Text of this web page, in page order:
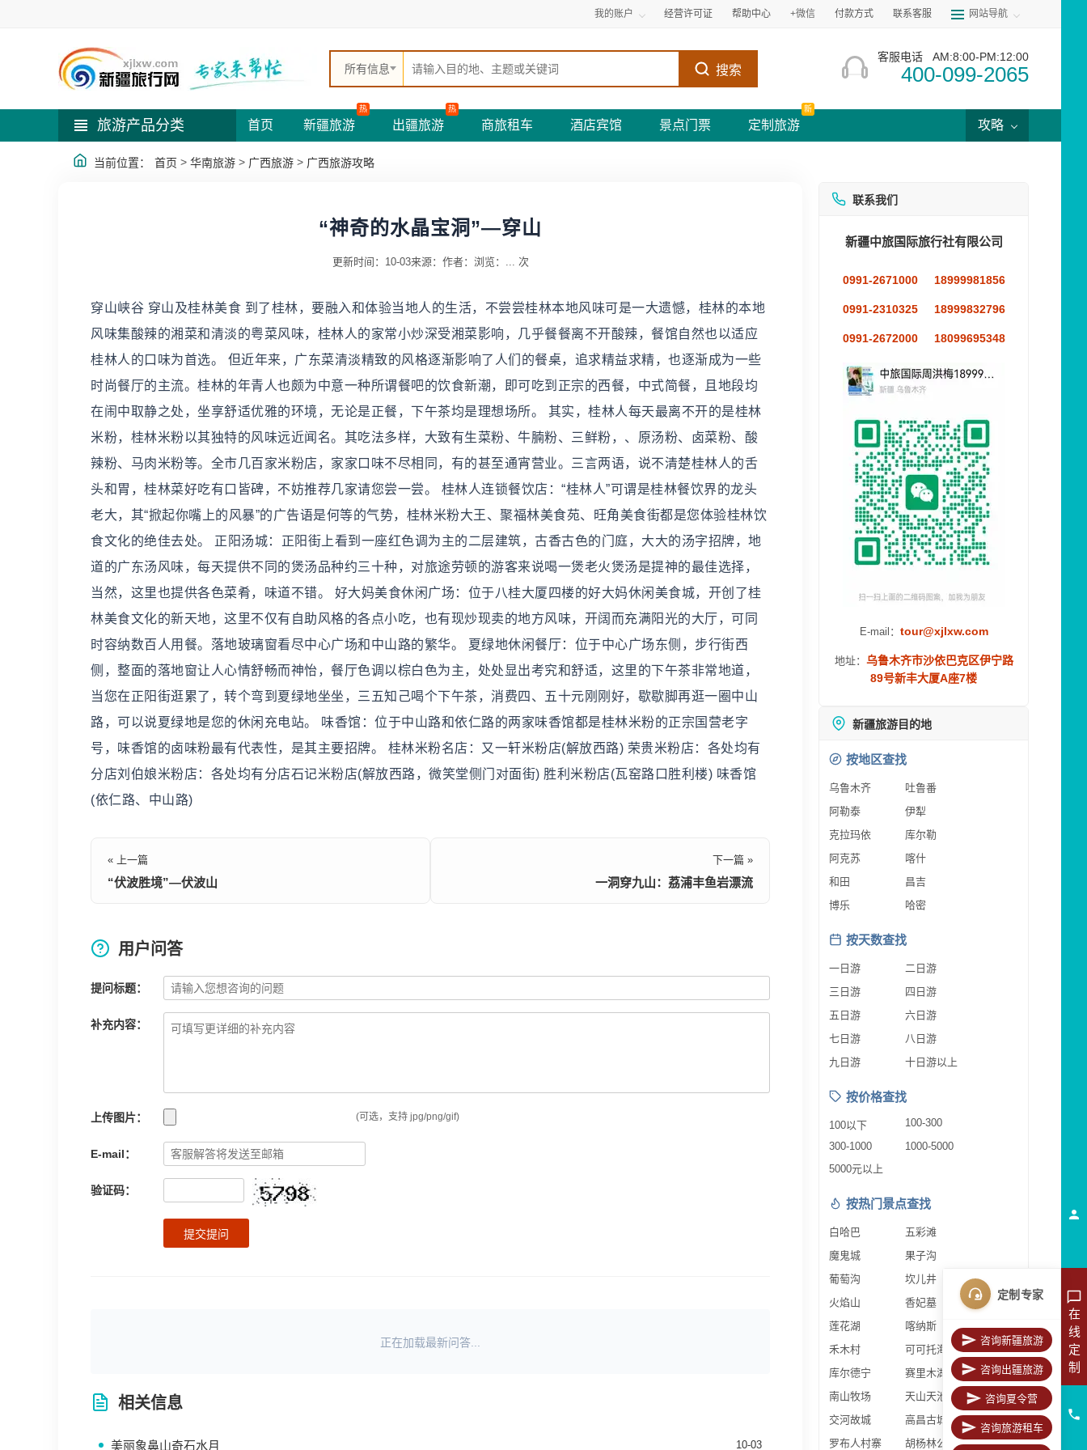
我的账户 经营许可证 帮助中心 +微信 付款方式 联系客服 网站导航
所有信息 搜索
客服电话 AM:8:00-PM:12:00
400-099-2065
旅游产品分类 首页 新疆旅游
热
出疆旅游
热
商旅租车 酒店宾馆 景点门票 定制旅游
新
攻略
当前位置： 首页 > 华南旅游 > 广西旅游 > 广西旅游攻略
“神奇的水晶宝洞”—穿山
更新时间：10-03来源： 作者： 浏览： ... 次
穿山峡谷 穿山及桂林美食 到了桂林，要融入和体验当地人的生活，不尝尝桂林本地风味可是一大遗憾，桂林的本地
风味集酸辣的湘菜和清淡的粤菜风味，桂林人的家常小炒深受湘菜影响，几乎餐餐离不开酸辣，餐馆自然也以适应
桂林人的口味为首选。 但近年来，广东菜清淡精致的风格逐渐影响了人们的餐桌，追求精益求精，也逐渐成为一些
时尚餐厅的主流。桂林的年青人也颇为中意一种所谓餐吧的饮食新潮，即可吃到正宗的西餐，中式简餐，且地段均
在闹中取静之处，坐享舒适优雅的环境，无论是正餐，下午茶均是理想场所。 其实，桂林人每天最离不开的是桂林
米粉，桂林米粉以其独特的风味远近闻名。其吃法多样，大致有生菜粉、牛腩粉、三鲜粉，、原汤粉、卤菜粉、酸
辣粉、马肉米粉等。全市几百家米粉店，家家口味不尽相同，有的甚至通宵营业。三言两语，说不清楚桂林人的舌
头和胃，桂林菜好吃有口皆碑，不妨推荐几家请您尝一尝。 桂林人连锁餐饮店：“桂林人”可谓是桂林餐饮界的龙头
老大，其“掀起你嘴上的风暴”的广告语是何等的气势，桂林米粉大王、聚福林美食苑、旺角美食街都是您体验桂林饮
食文化的绝佳去处。 正阳汤城：正阳街上看到一座红色调为主的二层建筑，古香古色的门庭，大大的汤字招牌，地
道的广东汤风味，每天提供不同的煲汤品种约三十种，对旅途劳顿的游客来说喝一煲老火煲汤是提神的最佳选择，
当然，这里也提供各色菜肴，味道不错。 好大妈美食休闲广场：位于八桂大厦四楼的好大妈休闲美食城，开创了桂
林美食文化的新天地，这里不仅有自助风格的各点小吃，也有现炒现卖的地方风味，开阔而充满阳光的大厅，可同
时容纳数百人用餐。落地玻璃窗看尽中心广场和中山路的繁华。 夏绿地休闲餐厅：位于中心广场东侧，步行街西
侧，整面的落地窗让人心情舒畅而神怡，餐厅色调以棕白色为主，处处显出考究和舒适，这里的下午茶非常地道，
当您在正阳街逛累了，转个弯到夏绿地坐坐，三五知己喝个下午茶，消费四、五十元刚刚好，歇歇脚再逛一圈中山
路，可以说夏绿地是您的休闲充电站。 味香馆：位于中山路和依仁路的两家味香馆都是桂林米粉的正宗国营老字
号，味香馆的卤味粉最有代表性，是其主要招牌。 桂林米粉名店：又一轩米粉店(解放西路) 荣贵米粉店：各处均有
分店刘伯娘米粉店：各处均有分店石记米粉店(解放西路，微笑堂侧门对面街) 胜利米粉店(瓦窑路口胜利楼) 味香馆
(依仁路、中山路)
« 上一篇
“伏波胜境”—伏波山
下一篇 »
一洞穿九山：荔浦丰鱼岩漂流
用户问答
提问标题：
补充内容：
上传图片： (可选，支持 jpg/png/gif)
E-mail：
验证码：
提交提问
正在加载最新问答...
相关信息
美丽象鼻山奇石水月 10-03
联系我们
新疆中旅国际旅行社有限公司
0991-2671000 18999981856
0991-2310325 18999832796
0991-2672000 18099695348
E-mail： tour@xjlxw.com
地址： 乌鲁木齐市沙依巴克区伊宁路
89号新丰大厦A座7楼
新疆旅游目的地
按地区查找
乌鲁木齐
吐鲁番
阿勒泰
伊犁
克拉玛依
库尔勒
阿克苏
喀什
和田
昌吉
博乐
哈密
按天数查找
一日游
二日游
三日游
四日游
五日游
六日游
七日游
八日游
九日游
十日游以上
按价格查找
100以下
100-300
300-1000
1000-5000
5000元以上
按热门景点查找
白哈巴
五彩滩
魔鬼城
果子沟
葡萄沟
坎儿井
火焰山
香妃墓
莲花湖
喀纳斯
禾木村
可可托海
库尔德宁
赛里木湖
南山牧场
天山天池
交河故城
高昌古城
罗布人村寨
胡杨林公园
在
线
定
制
定制专家
咨询新疆旅游
咨询出疆旅游
咨询夏令营
咨询旅游租车